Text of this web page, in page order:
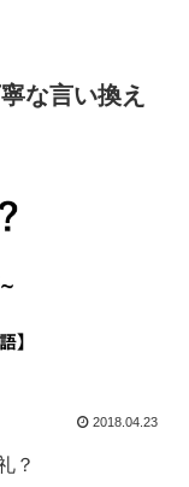
な言い換え
2018.04.23
？